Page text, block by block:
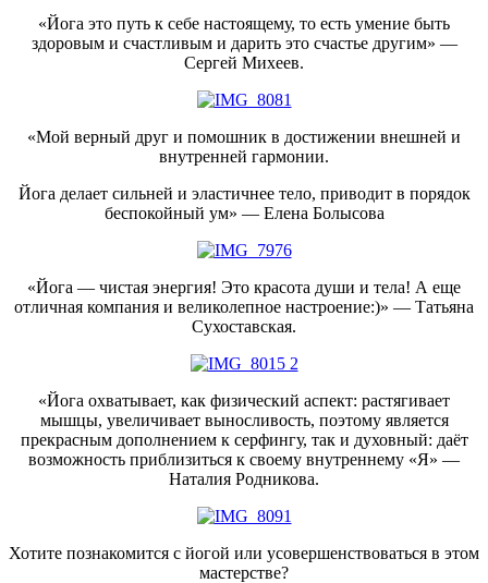
«Йога это путь к себе настоящему, то есть умение быть
здоровым и счастливым и дарить это счастье другим» —
Сергей Михеев.
«Мой верный друг и помошник в достижении внешней и
внутренней гармонии.
Йога делает сильней и эластичнее тело, приводит в порядок
беспокойный ум» — Елена Болысова
«Йога — чистая энергия! Это красота души и тела! А еще
отличная компания и великолепное настроение:)» — Татьяна
Сухоставская.
«Йога охватывает, как физический аспект: растягивает
мышцы, увеличивает выносливость, поэтому является
прекрасным дополнением к серфингу, так и духовный: даёт
возможность приблизиться к своему внутреннему «Я» —
Наталия Родникова.
Хотите познакомится с йогой или усовершенствоваться в этом
мастерстве?